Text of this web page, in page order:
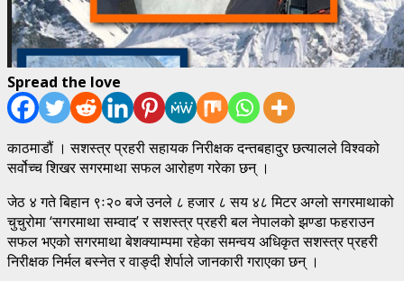
Spread the love
काठमाडौं । सशस्त्र प्रहरी सहायक निरीक्षक दन्तबहादुर छत्यालले विश्वको
सर्वोच्च शिखर सगरमाथा सफल आरोहण गरेका छन् ।
जेठ ४ गते बिहान ९ः२० बजे उनले ८ हजार ८ सय ४८ मिटर अग्लो सगरमाथाको
चुचुरोमा ‘सगरमाथा सम्वाद’ र सशस्त्र प्रहरी बल नेपालको झण्डा फहराउन
सफल भएको सगरमाथा बेशक्याम्पमा रहेका समन्वय अधिकृत सशस्त्र प्रहरी
निरीक्षक निर्मल बस्नेत र वाङ्दी शेर्पाले जानकारी गराएका छन् ।